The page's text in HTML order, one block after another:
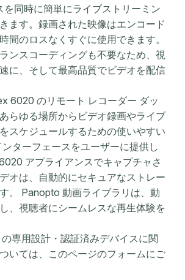
を同時に簡単にライブストリーミン
ます。録画された映像はエンコード
間のロスなくすぐに使用できます。
ンスコーディングも不要なため、視
に、そして最高品質でビデオを配信
6020 のリモート レコーダー ダッ
らゆる場所からビデオ録画やライブ
スケジュールするための使いやすい
ターフェースをユーザーに提供し
アプライアンスでキャプチャさ
オは、自動的にセキュアなストレー
。 Panopto 動画ライブラリは、動
、視聴者にシームレスな再生体験を
専用設計・認証済みデバイスに関
いては、このページのフォームにご